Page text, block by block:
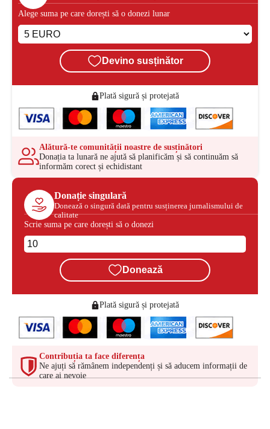
Alege suma pe care dorești să o donezi lunar
Devino susținător
Plată sigură și protejată
Alătură-te comunității noastre de susținători
Donația ta lunară ne ajută să planificăm și să continuăm să
informăm corect și echidistant
Donație singulară
Donează o singură dată pentru susținerea jurnalismului de
calitate
Scrie suma pe care dorești să o donezi
Donează
Plată sigură și protejată
Contribuția ta face diferența
Ne ajuți să rămânem independenți și să aducem informații de
care ai nevoie